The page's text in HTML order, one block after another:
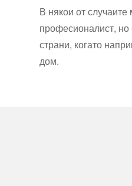
В някои от
професионалист, но
страни, когато
дом.